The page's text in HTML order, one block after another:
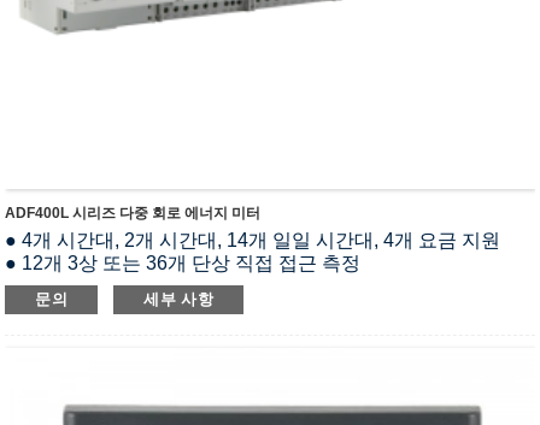
ADF400L 시리즈 다중 회로 에너지 미터
● 4개 시간대, 2개 시간대, 14개 일일 시간대, 4개 요금 지원
● 12개 3상 또는 36개 단상 직접 접근 측정
● 적외선 통신, MODBUS-RTU, Modbus-TCP、TCP/IP
● kWh급 0.5
문의 세부 사항